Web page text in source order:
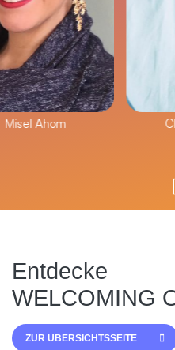
Ahom
Entdecke
WELCOMING
ZUR ÜBERSICHTSSEITE